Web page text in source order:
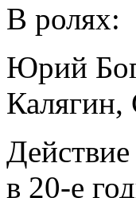
В ролях:
Юрий
Калягин,
Действие
в 20-е